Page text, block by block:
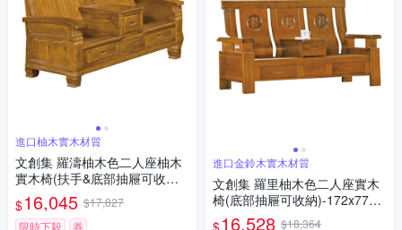
進口柚木實木材質
文創集 羅濤柚木色二人座柚木
實木椅(扶手&底部抽屜可收納)-
173x75x102cm免組
$16,045 $17,827
限時下殺
券
進口金鈴木實木材質
文創集 羅里柚木色二人座實木
椅(底部抽屜可收納)-172x77x1
03cm免組
16,528 $18,364